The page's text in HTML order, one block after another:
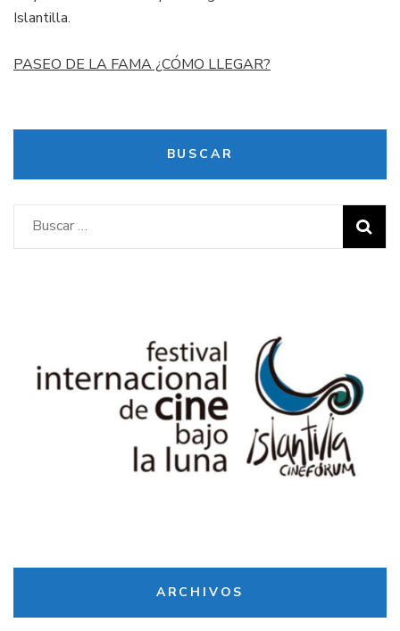
Islantilla.
PASEO DE LA FAMA ¿CÓMO LLEGAR?
BUSCAR
Buscar:
ARCHIVOS